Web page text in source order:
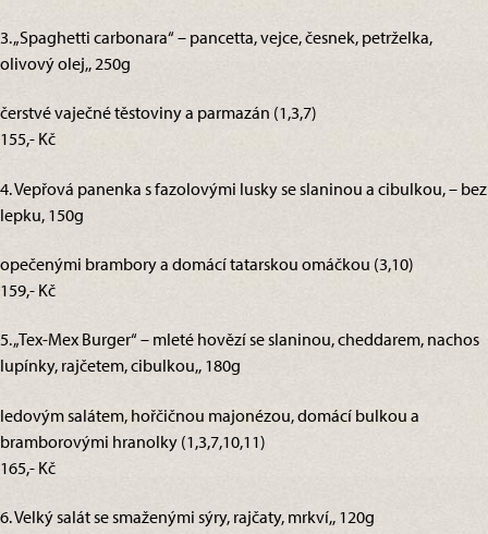
3. „Spaghetti carbonara“ – pancetta, vejce, česnek, petrželka,
olivový olej,, 250g
čerstvé vaječné těstoviny a parmazán (1,3,7)
155,- Kč
4. Vepřová panenka s fazolovými lusky se slaninou a cibulkou, – bez
lepku, 150g
opečenými brambory a domácí tatarskou omáčkou (3,10)
159,- Kč
5. „Tex-Mex Burger“ – mleté hovězí se slaninou, cheddarem, nachos
lupínky, rajčetem, cibulkou,, 180g
ledovým salátem, hořčičnou majonézou, domácí bulkou a
bramborovými hranolky (1,3,7,10,11)
165,- Kč
6. Velký salát se smaženými sýry, rajčaty, mrkví,, 120g